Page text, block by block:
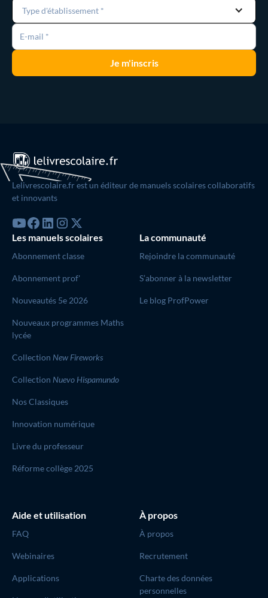
Type d'établissement *
Lelivrescolaire.fr est un éditeur de manuels scolaires collaboratifs
et innovants
Les manuels scolaires
Abonnement classe
Abonnement prof'
Nouveautés 5e 2026
Nouveaux programmes Maths
lycée
Collection New Fireworks
Collection Nuevo Hispamundo
Nos Classiques
Innovation numérique
Livre du professeur
Réforme collège 2025
La communauté
Rejoindre la communauté
S’abonner à la newsletter
Le blog ProfPower
Aide et utilisation
FAQ
Webinaires
Applications
À propos
À propos
Recrutement
Charte des données
personnelles